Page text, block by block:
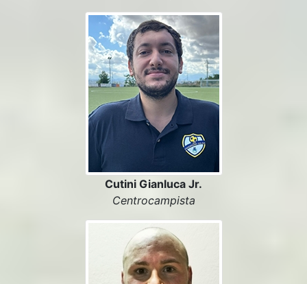
Cutini Gianluca Jr.
Centrocampista